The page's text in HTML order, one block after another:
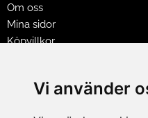
Vi använder
Om oss
Mina sidor
Köpvillkor
Jobba på Hasselgrens